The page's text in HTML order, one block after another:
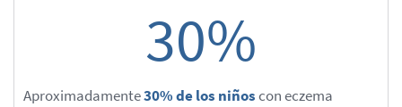
30%
Aproximadamente30% de los niñoscon eczema